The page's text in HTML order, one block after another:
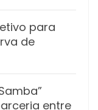
para
de
entre